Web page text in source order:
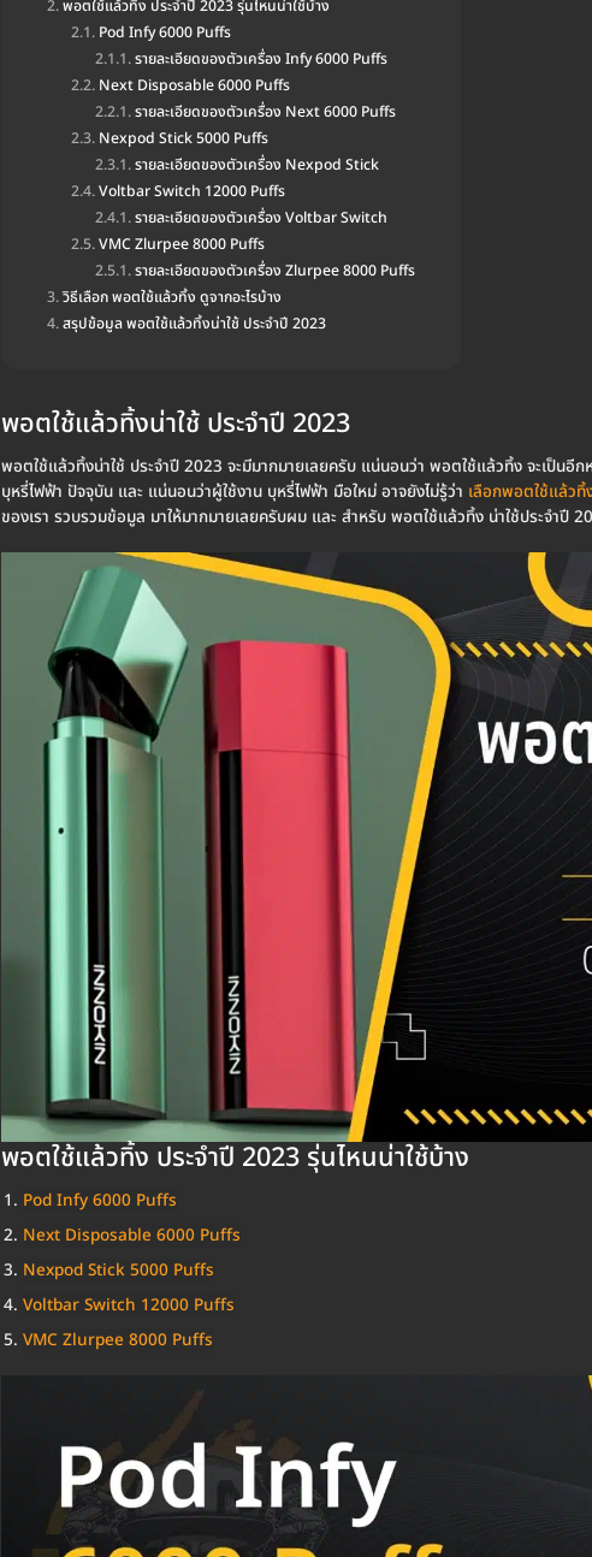
พอตใช้แล้วทิ้ง ประจำปี 2023 รุ่นไหนน่าใช้บ้าง
Pod Infy 6000 Puffs
รายละเอียดของตัวเครื่อง Infy 6000 Puffs
Next Disposable 6000 Puffs
รายละเอียดของตัวเครื่อง Next 6000 Puffs
Nexpod Stick 5000 Puffs
รายละเอียดของตัวเครื่อง Nexpod Stick
Voltbar Switch 12000 Puffs
รายละเอียดของตัวเครื่อง Voltbar Switch
VMC Zlurpee 8000 Puffs
รายละเอียดของตัวเครื่อง Zlurpee 8000 Puffs
วิธีเลือก พอตใช้แล้วทิ้ง ดูจากอะไรบ้าง
สรุปข้อมูล พอตใช้แล้วทิ้งน่าใช้ ประจำปี 2023
พอตใช้แล้วทิ้งน่าใช้ ประจำปี 2023
พอตใช้แล้วทิ้งน่าใช้ ประจำปี 2023 จะมีมากมายเลยครับ แน่นอนว่า พอตใช้แล้วทิ้ง จะเป็นอี
บุหรี่ไฟฟ้า ปัจจุบัน และ แน่นอนว่าผู้ใช้งาน บุหรี่ไฟฟ้า มือใหม่ อาจยังไม่รู้ว่า เลือกพอตใช้แล้วทิ้
ของเรา รวบรวมข้อมูล มาให้มากมายเลยครับผม และ สำหรับ พอตใช้แล้วทิ้ง น่าใช้ประจำปี
พอตใช้แล้วทิ้ง ประจำปี 2023 รุ่นไหนน่าใช้บ้าง
Pod Infy 6000 Puffs
Next Disposable 6000 Puffs
Nexpod Stick 5000 Puffs
Voltbar Switch 12000 Puffs
VMC Zlurpee 8000 Puffs